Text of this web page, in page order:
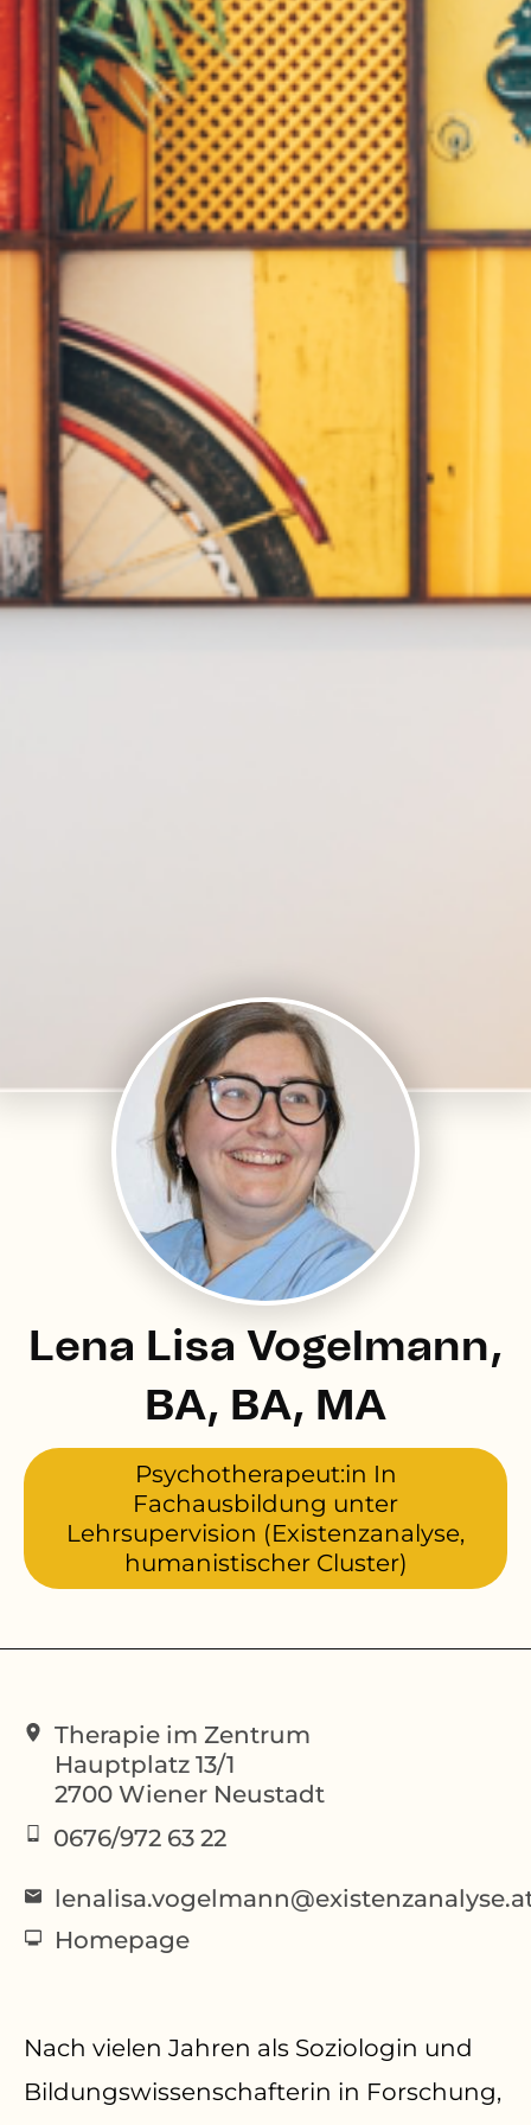
Lena Lisa Vogelmann,
BA, BA, MA
Psychotherapeut:in In
Fachausbildung unter
Lehrsupervision (Existenzanalyse,
humanistischer Cluster)
Therapie im Zentrum
Hauptplatz 13/1
2700 Wiener Neustadt
0676/972 63 22
Homepage
Nach vielen Jahren als Soziologin und
Bildungswissenschafterin in Forschung,